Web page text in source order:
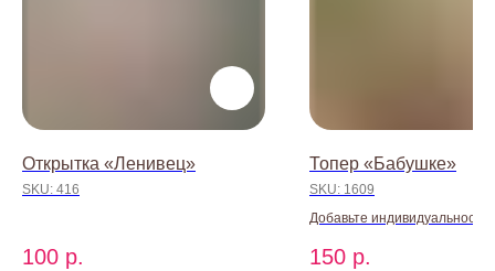
Открытка «Ленивец»
SKU: 416
100 р.
Топер «Бабушке»
SKU: 1609
Добавьте индивидуальности
набору с помощью
150 р.
baccaraomsk@gmail.com
Александровна
ИНН 550151408904